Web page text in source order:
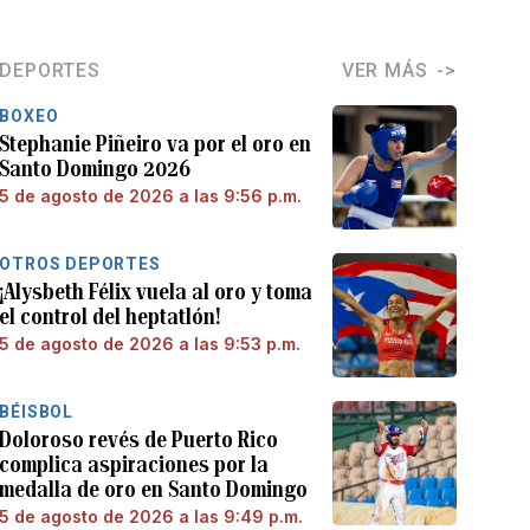
DEPORTES VER MÁS
BOXEO
Stephanie Piñeiro va por el oro en
Santo Domingo 2026
5 de agosto de 2026 a las 9:56 p.m.
OTROS DEPORTES
¡Alysbeth Félix vuela al oro y toma
el control del heptatlón!
5 de agosto de 2026 a las 9:53 p.m.
BÉISBOL
Doloroso revés de Puerto Rico
complica aspiraciones por la
medalla de oro en Santo Domingo
5 de agosto de 2026 a las 9:49 p.m.